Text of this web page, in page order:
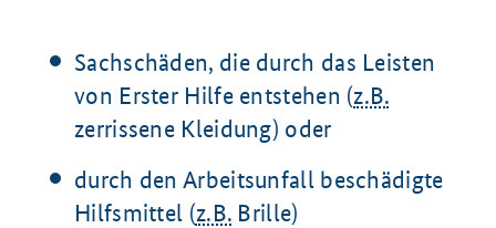
Sachschäden, die durch das Leisten
von Erster Hilfe entstehen (z.B.
zerrissene Kleidung) oder
durch den Arbeitsunfall beschädigte
Hilfsmittel (z.B. Brille)